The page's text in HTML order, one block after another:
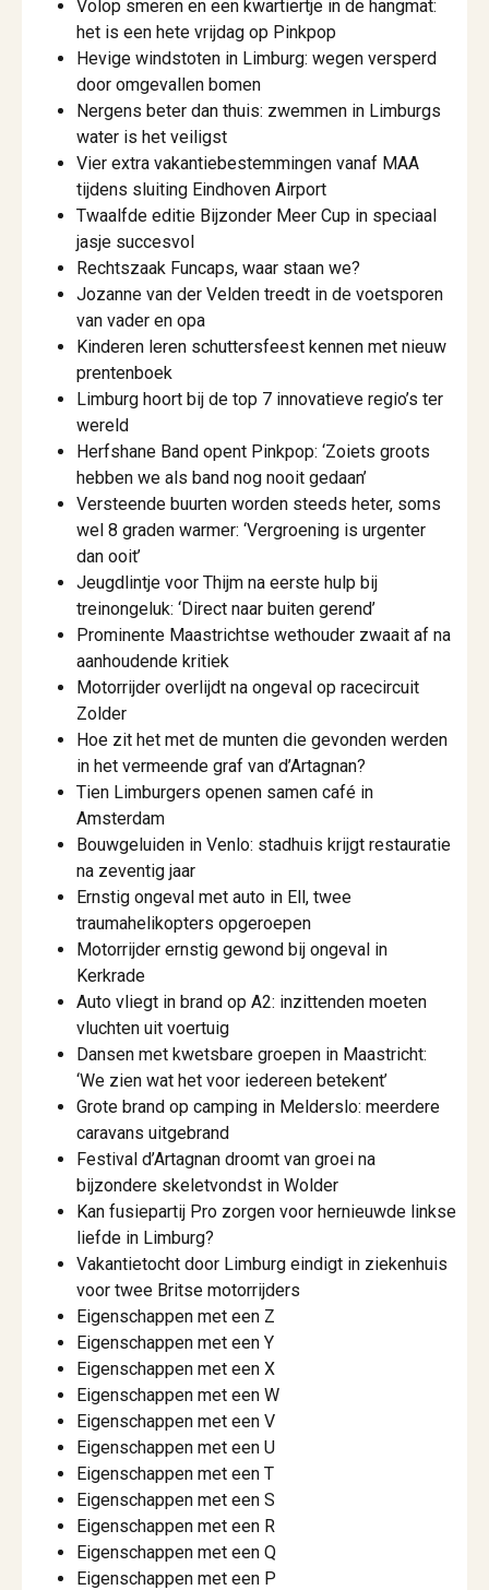
Volop smeren en een kwartiertje in de hangmat:
het is een hete vrijdag op Pinkpop
Hevige windstoten in Limburg: wegen versperd
door omgevallen bomen
Nergens beter dan thuis: zwemmen in Limburgs
water is het veiligst
Vier extra vakantiebestemmingen vanaf MAA
tijdens sluiting Eindhoven Airport
Twaalfde editie Bijzonder Meer Cup in speciaal
jasje succesvol
Rechtszaak Funcaps, waar staan we?
Jozanne van der Velden treedt in de voetsporen
van vader en opa
Kinderen leren schuttersfeest kennen met nieuw
prentenboek
Limburg hoort bij de top 7 innovatieve regio’s ter
wereld
Herfshane Band opent Pinkpop: ‘Zoiets groots
hebben we als band nog nooit gedaan’
Versteende buurten worden steeds heter, soms
wel 8 graden warmer: ‘Vergroening is urgenter
dan ooit’
Jeugdlintje voor Thijm na eerste hulp bij
treinongeluk: ‘Direct naar buiten gerend’
Prominente Maastrichtse wethouder zwaait af na
aanhoudende kritiek
Motorrijder overlijdt na ongeval op racecircuit
Zolder
Hoe zit het met de munten die gevonden werden
in het vermeende graf van d’Artagnan?
Tien Limburgers openen samen café in
Amsterdam
Bouwgeluiden in Venlo: stadhuis krijgt restauratie
na zeventig jaar
Ernstig ongeval met auto in Ell, twee
traumahelikopters opgeroepen
Motorrijder ernstig gewond bij ongeval in
Kerkrade
Auto vliegt in brand op A2: inzittenden moeten
vluchten uit voertuig
Dansen met kwetsbare groepen in Maastricht:
‘We zien wat het voor iedereen betekent’
Grote brand op camping in Melderslo: meerdere
caravans uitgebrand
Festival d’Artagnan droomt van groei na
bijzondere skeletvondst in Wolder
Kan fusiepartij Pro zorgen voor hernieuwde linkse
liefde in Limburg?
Vakantietocht door Limburg eindigt in ziekenhuis
voor twee Britse motorrijders
Eigenschappen met een Z
Eigenschappen met een Y
Eigenschappen met een X
Eigenschappen met een W
Eigenschappen met een V
Eigenschappen met een U
Eigenschappen met een T
Eigenschappen met een S
Eigenschappen met een R
Eigenschappen met een Q
Eigenschappen met een P